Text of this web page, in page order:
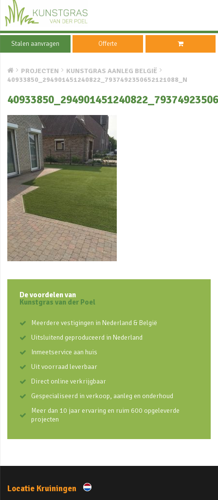
Stalen aanvragen Offerte
PROJECTEN
KUNSTGRAS AANLEG BELGIË
40933850_294901451240822_7937492350652121088_N
De voordelen van
Kunstgras van der Poel
Meerdere vestigingen in Nederland & België
Uitsluitend geproduceerd in Nederland
Inmeetservice aan huis
Uit voorraad leverbaar
Direct online verkrijgbaar
Gespecialiseerd in verkoop, aanleg en onderhoud
Meer dan 10 jaar ervaring en ruim 600 opgeleverde
projecten
Locatie Kruiningen